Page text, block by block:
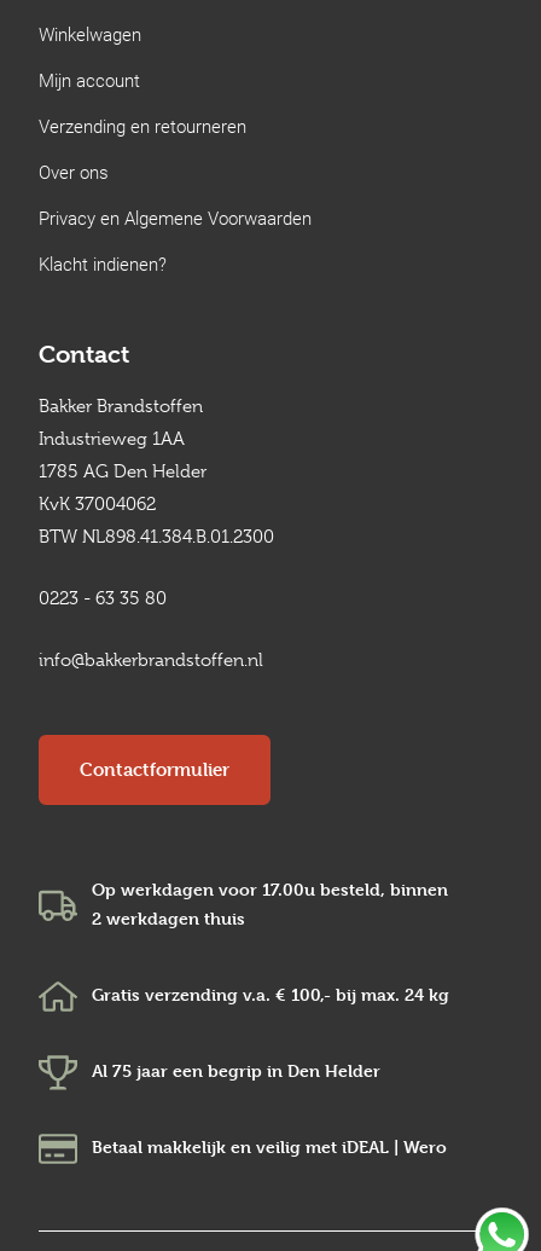
Winkelwagen
Mijn account
Verzending en retourneren
Over ons
Privacy en Algemene Voorwaarden
Klacht indienen?
Contact
Bakker Brandstoffen
Industrieweg 1AA
1785 AG Den Helder
KvK 37004062
BTW NL898.41.384.B.01.2300
0223 - 63 35 80
info@bakkerbrandstoffen.nl
Contactformulier
Op werkdagen voor 17.00u besteld, binnen
2 werkdagen thuis
Gratis verzending v.a. € 100,- bij max. 24 kg
Al 75 jaar een begrip in Den Helder
Betaal makkelijk en veilig met iDEAL | Wero